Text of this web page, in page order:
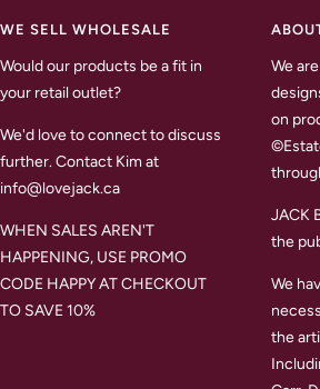
WE SELL WHOLESALE
Would our products be a fit in
your retail outlet?
We'd love to connect to discuss
further. Contact Kim at
info@lovejack.ca
WHEN SALES AREN'T
HAPPENING, USE PROMO
CODE HAPPY AT CHECKOUT
TO SAVE 10%
We
on
JACK
the
We
the